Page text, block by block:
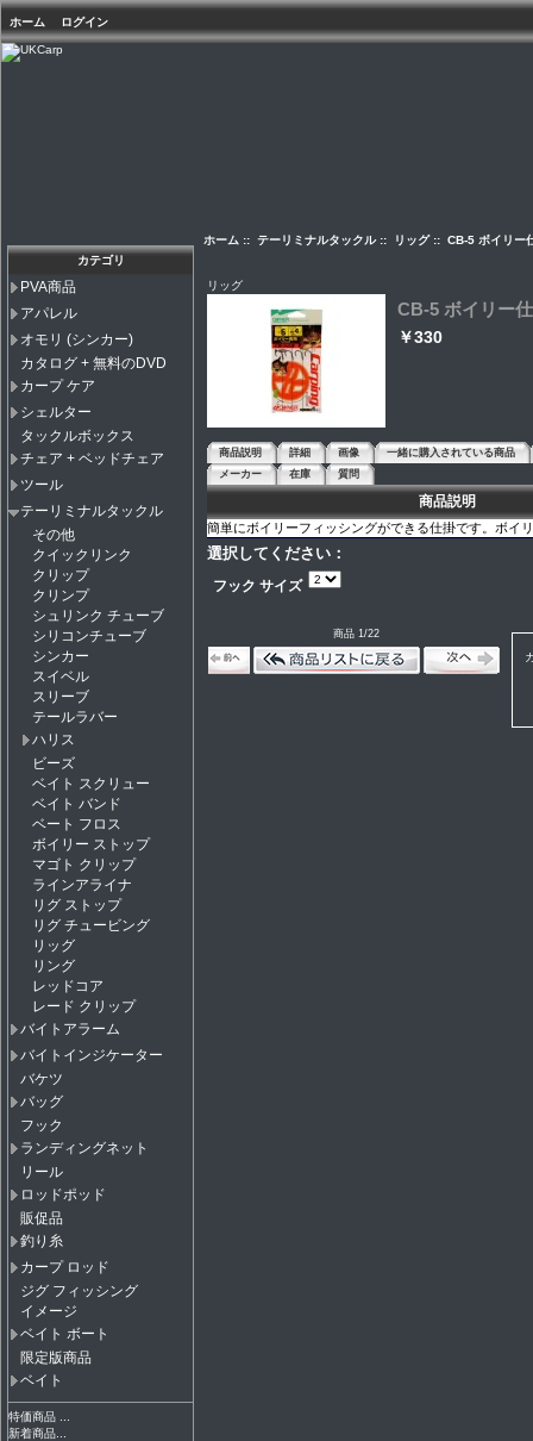
ホーム ログイン
カテゴリ
PVA商品
アパレル
オモリ (シンカー)
カタログ + 無料のDVD
カープ ケア
シェルター
タックルボックス
チェア + ベッドチェア
ツール
テーリミナルタックル
その他
クイックリンク
クリップ
クリンプ
シュリンク チューブ
シリコンチューブ
シンカー
スイベル
スリーブ
テールラバー
ハリス
ビーズ
ベイト スクリュー
ベイト バンド
ベート フロス
ボイリー ストップ
マゴト クリップ
ラインアライナ
リグ ストップ
リグ チュービング
リッグ
リング
レッドコア
レード クリップ
バイトアラーム
バイトインジケーター
バケツ
バッグ
フック
ランディングネット
リール
ロッドポッド
販促品
釣り糸
カープ ロッド
ジグ フィッシング
イメージ
ベイト ボート
限定版商品
ベイト
特価商品 ...
新着商品...
ホーム :: テーリミナルタックル:: リッグ:: CB-5 ボイリー
リッグ
CB-5 ボイリー
￥330
商品説明 詳細 画像
一緒に購入されている商品
メーカー
在庫 質問
商品説明
簡単にボイリーフィッシングができる仕掛です。ボイ
選択してください：
フック サイズ
商品 1/22